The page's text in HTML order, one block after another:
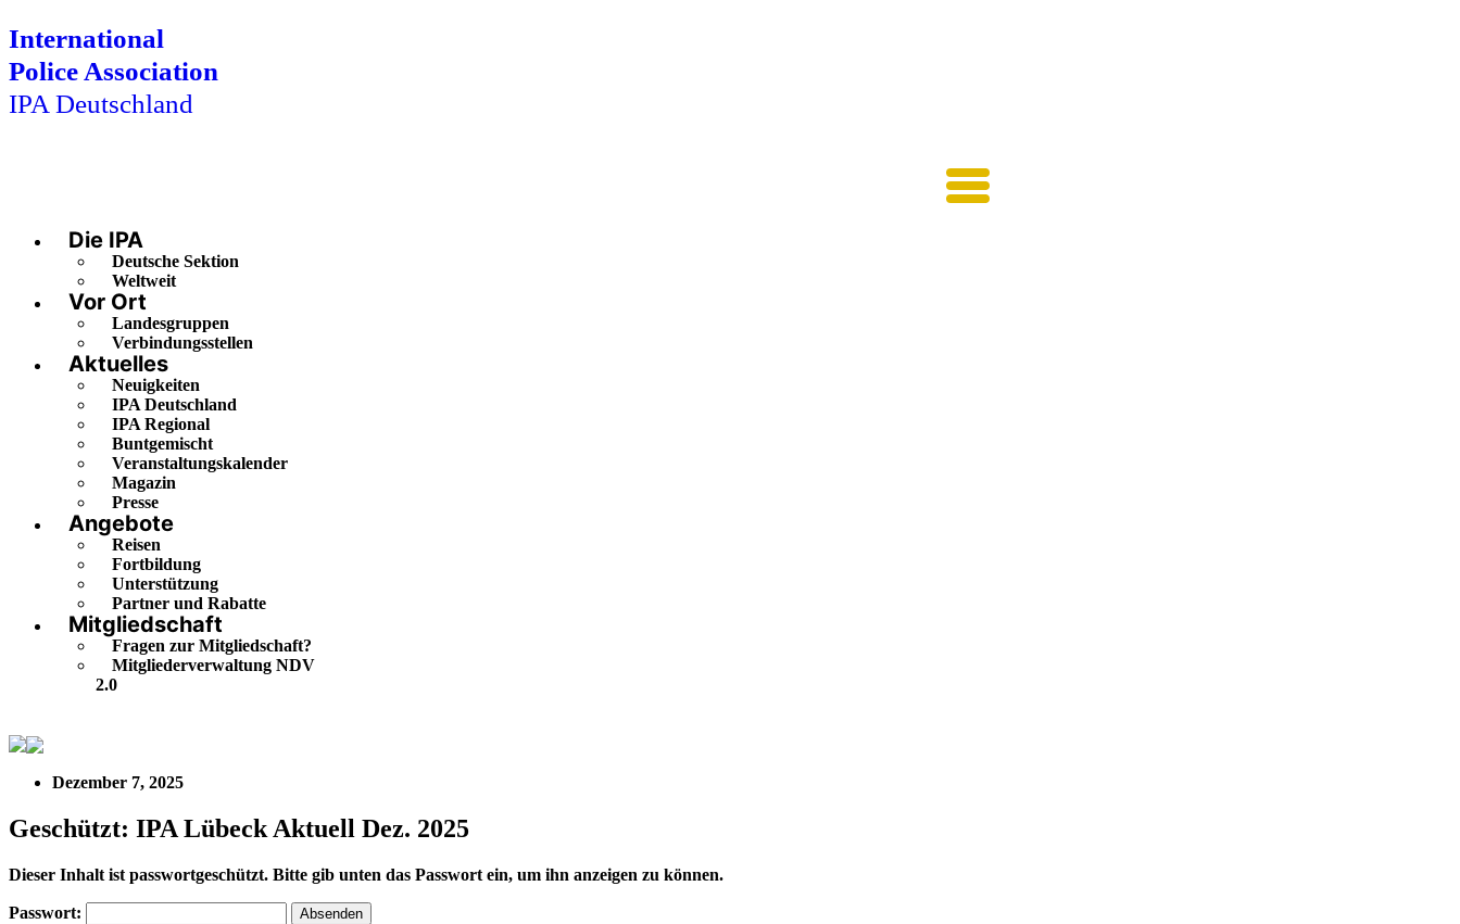
International
Police Association
IPA Deutschland
Main
Menu
Die IPA
Deutsche Sektion
Weltweit
Vor Ort
Landesgruppen
Verbindungsstellen
Aktuelles
Neuigkeiten
IPA Deutschland
IPA Regional
Buntgemischt
Veranstaltungskalender
Magazin
Presse
Angebote
Reisen
Fortbildung
Unterstützung
Partner und Rabatte
Mitgliedschaft
Fragen zur Mitgliedschaft?
Mitgliederverwaltung NDV
2.0
Dezember 7, 2025
Geschützt: IPA Lübeck Aktuell Dez. 2025
Dieser Inhalt ist passwortgeschützt. Bitte gib unten das Passwort ein, um ihn anzeigen zu können.
Passwort: